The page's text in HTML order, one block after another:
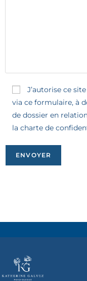
J’autorise ce
via ce formulaire, à
de dossier en
la charte de